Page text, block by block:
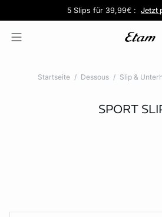
Ultra Sun :
Pure Dentelle :
5 Slips für 39,99€ : Jetzt
Kostenlose Lieferung
Startseite Dessous Slip &
SPORT